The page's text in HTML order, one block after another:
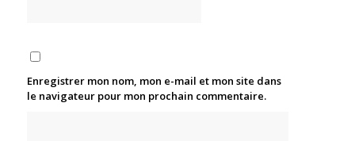
Enregistrer mon nom, mon e-mail et mon site dans
le navigateur pour mon prochain commentaire.